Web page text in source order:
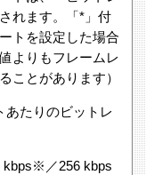
れます。「*」付
トを設定した場合
よりもフレームレ
ことがあります）
あたりのビットレ
kbps※／256 kbps